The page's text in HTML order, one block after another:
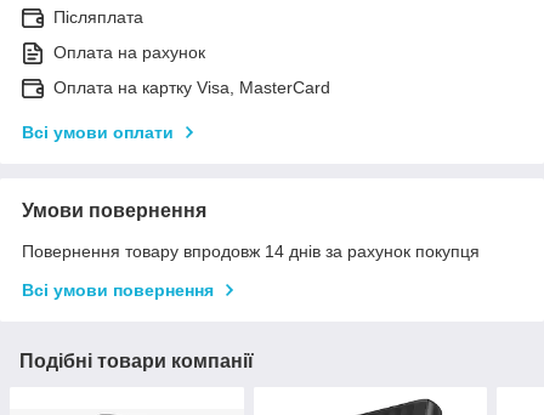
Післяплата
Оплата на рахунок
Оплата на картку Visa, MasterCard
Всі умови оплати
Умови повернення
Повернення товару впродовж 14 днів за рахунок покупця
Всі умови повернення
Подібні товари компанії